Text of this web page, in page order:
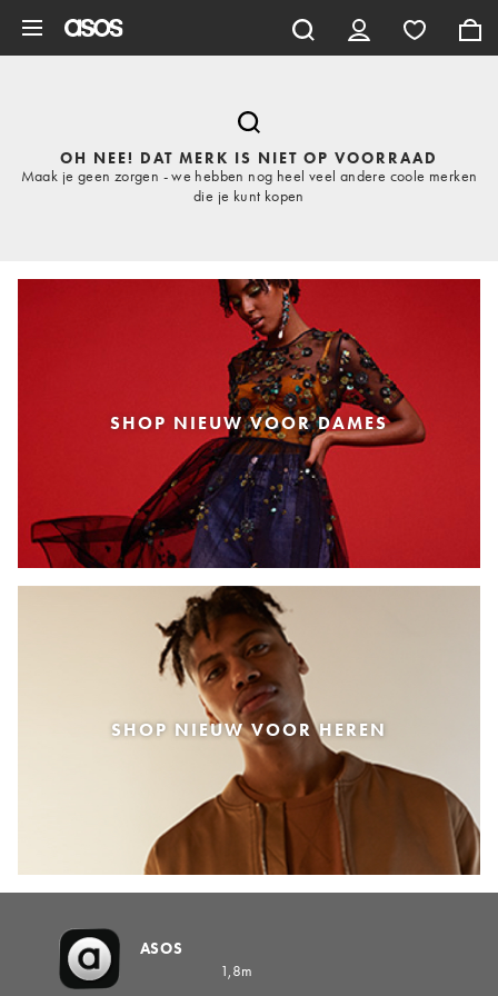
OH NEE! DAT MERK IS NIET OP VOORRAAD
Maak je geen zorgen - we hebben nog heel veel andere coole merken
die je kunt kopen
SHOP NIEUW VOOR DAMES
SHOP NIEUW VOOR HEREN
ASOS
1,8m